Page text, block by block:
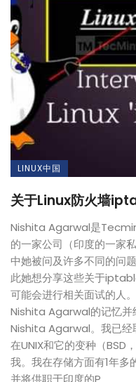
LINUX中国
关于Linux防火墙
Nishita Agarwal是
的一家公司（印度的一家
中她被问及许多不同的问
此她想分享这些关于
可能会进行相关面试的人
Nishita Agarwal的记忆并
Nishita Agarwal。我已经
在UNIX和它的变种（BSD
我。我在存储方面有1年多
并将供职于印度的P